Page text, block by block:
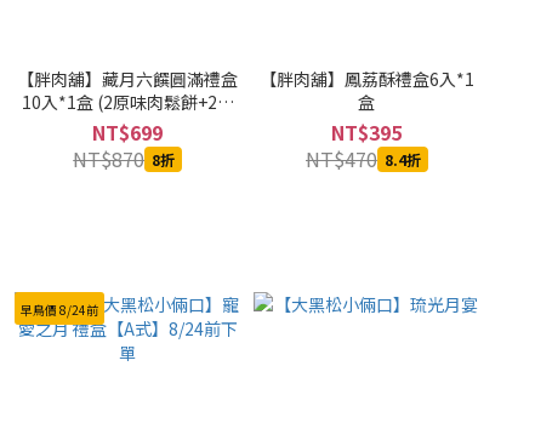
【胖肉舖】藏月六饌圓滿禮盒
10入*1盒 (2原味肉鬆餅+2金
沙肉鬆餅+1麻糬肉鬆餅+1芋泥
肉鬆餅+2金燦鳳凰酥+2貴妃鳳
荔酥)
NT$699
NT$870 8折
【胖肉舖】鳳荔酥禮盒6入*1
盒
NT$395
NT$470 8.4折
早鳥價 8/24前